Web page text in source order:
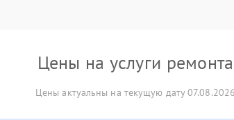
Цены на услуги ремонта
Цены актуальны на текущую дату 07.08.2026